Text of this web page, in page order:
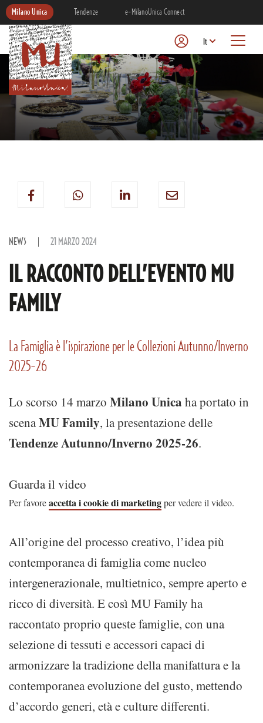
Milano Unica Tendenze e-MilanoUnica Connect
It
NEWS 21 MARZO 2024
IL RACCONTO DELL’EVENTO MU
FAMILY
La Famiglia è l’ispirazione per le Collezioni Autunno/Inverno
2025-26
Lo scorso 14 marzo Milano Unica ha portato in
scenaMU Family, la presentazione delle
Tendenze Autunno/Inverno 2025-26.
Guarda il video
Per favoreaccetta i cookie di marketingper vedere il video.
All’origine del processo creativo, l’idea più
contemporanea di famiglia come nucleo
intergenerazionale, multietnico, sempre aperto e
ricco di diversità. E così MU Family ha
raccontato proprio queste famiglie, con una
selezione di tessuti e accessori capaci di
armonizzare la tradizione della manifattura e la
contemporanea evoluzione del gusto, mettendo
d’accordo generi, età e culture differenti.